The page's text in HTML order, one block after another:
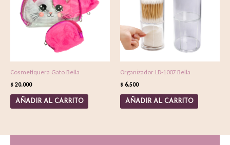
Cosmetiquera Gato Bella
$ 20.000
AÑADIR AL CARRITO
Organizador LD-1007 Bella
$ 6.500
AÑADIR AL CARRITO